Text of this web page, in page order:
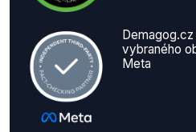
vybraného
Meta